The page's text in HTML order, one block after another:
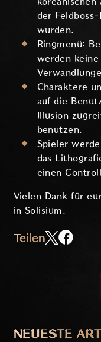
der
wurden.
Ringmenü:
werden
Charaktere
auf die
Illusion
benutzen.
Spieler
das
einen
Vielen Dank für
in Solisium.
Teilen
NEUESTE